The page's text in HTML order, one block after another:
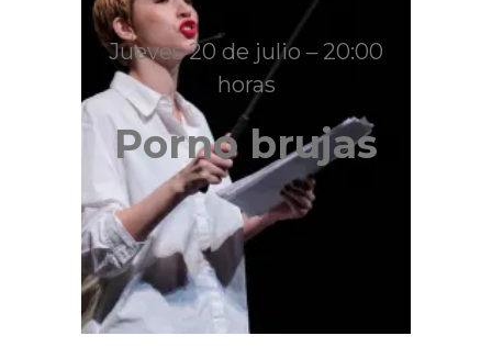
Jueves 20 de julio – 20:00
horas
Porno brujas